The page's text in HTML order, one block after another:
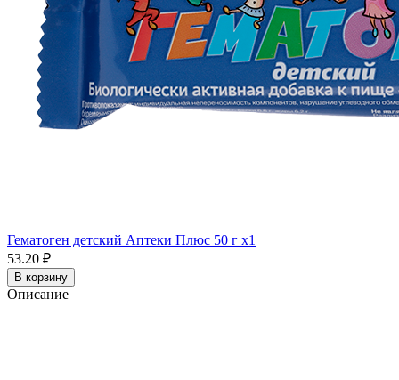
Гематоген детский Аптеки Плюс 50 г x1
53.20 ₽
В корзину
Описание